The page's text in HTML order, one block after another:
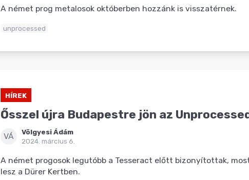
A német prog metalosok októberben hozzánk is visszatérnek.
unprocessed
HÍREK
Ősszel újra Budapestre jön az
VÁ
Völgyesi Ádám
2024. március 6.
A német progosok legutóbb a Tesseract előtt bizonyítottak,
lesz a Dürer Kertben.